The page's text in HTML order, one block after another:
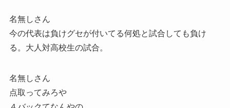
名無しさん
今の代表は負けグセが付いてる何処と試合しても負け
る。大人対高校生の試合。
名無しさん
点取ってみろや